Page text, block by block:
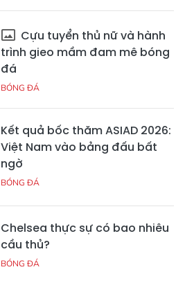
Cựu tuyển thủ nữ và hành
trình gieo mầm đam mê bóng
đá
BÓNG ĐÁ
Kết quả bốc thăm ASIAD 2026:
Việt Nam vào bảng đấu bất
ngờ
BÓNG ĐÁ
Chelsea thực sự có bao nhiêu
cầu thủ?
BÓNG ĐÁ